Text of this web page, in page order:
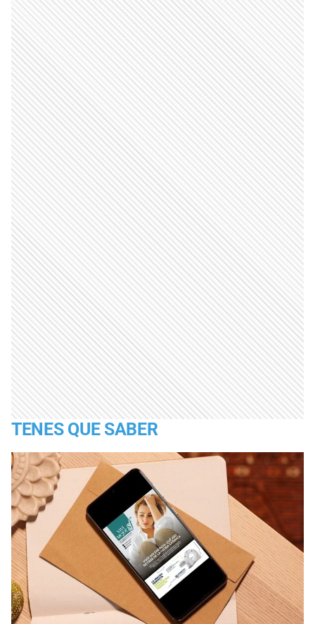
TENES QUE SABER